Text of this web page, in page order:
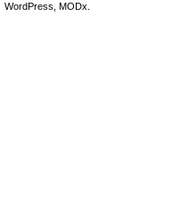
WordPress, MODx.